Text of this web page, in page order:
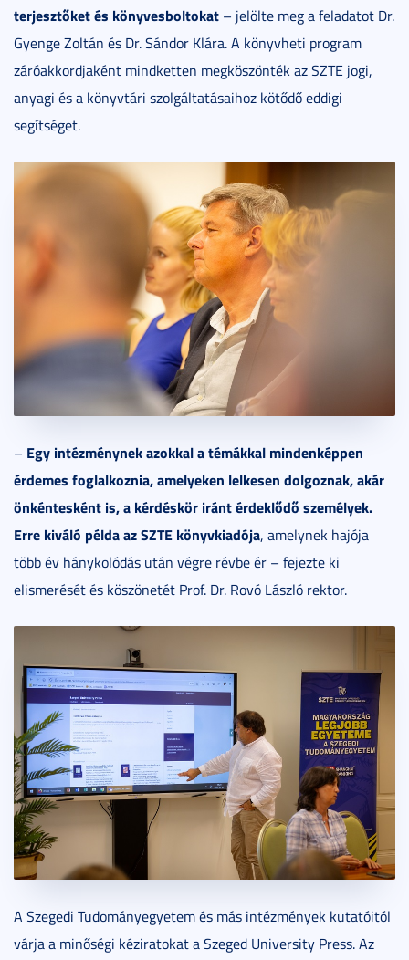
terjesztőketés könyvesboltokat – jelölte meg a feladatot Dr.
Gyenge Zoltán és Dr. Sándor Klára. A könyvheti program
záróakkordjaként mindketten megköszönték az SZTE jogi,
anyagi és a könyvtári szolgáltatásaihoz kötődő eddigi
segítséget.
– Egy intézménynek azokkal a témákkal mindenképpen
érdemes foglalkoznia, amelyeken lelkesen dolgoznak, akár
önkéntesként is, a kérdéskör iránt érdeklődő személyek.
Erre kiváló példa az SZTE könyvkiadója, amelynek hajója
több év hánykolódás után végre révbe ér – fejezte ki
elismerését és köszönetét Prof. Dr. Rovó László rektor.
A Szegedi Tudományegyetem és más intézmények kutatóitól
várja a minőségi kéziratokat a Szeged University Press. Az